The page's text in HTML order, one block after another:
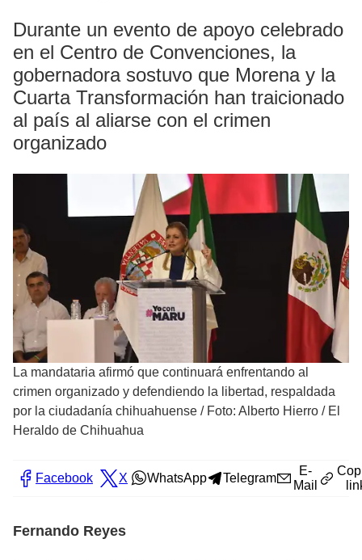
Durante un evento de apoyo celebrado
en el Centro de Convenciones, la
gobernadora sostuvo que Morena y la
Cuarta Transformación han traicionado
al país al aliarse con el crimen
organizado
La mandataria afirmó que continuará enfrentando al
crimen organizado y defendiendo la libertad, respaldada
por la ciudadanía chihuahuense / Foto: Alberto Hierro / El
Heraldo de Chihuahua
Facebook X WhatsApp Telegram
E-
Mail
Fernando Reyes